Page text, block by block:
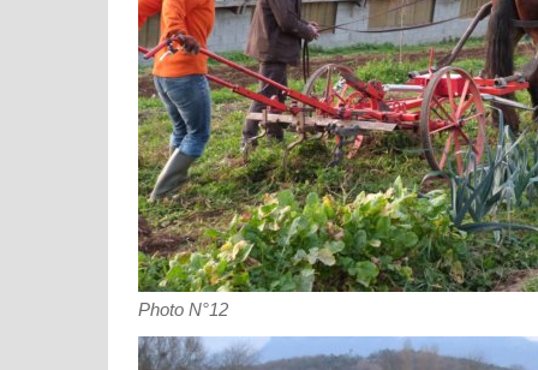
Photo N°12